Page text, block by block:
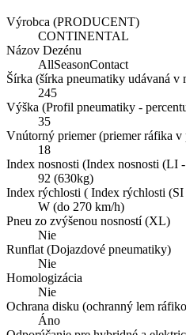
Výrobca (PRODUCENT)
CONTINENTAL
Názov Dezénu
AllSeasonContact
Šírka (šírka pneumatiky udávaná v
245
Výška (Profil pneumatiky -
35
Vnútorný priemer (priemer ráfika v
18
Index nosnosti (Index nosnosti (LI
92 (630kg)
Index rýchlosti ( Index rýchlosti
W (do 270 km/h)
Pneu zo zvýšenou nosností (XL)
Nie
Runflat (Dojazdové pneumatiky)
Nie
Homologizácia
Nie
Ochrana disku (ochranný lem
Áno